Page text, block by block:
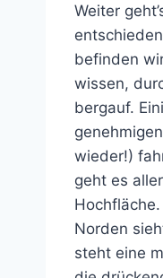
Weiter
befinden
wissen,
bergauf.
wieder!)
geht es
Norden
steht eine